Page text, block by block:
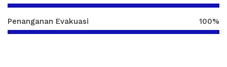
Penanganan Evakuasi 100%